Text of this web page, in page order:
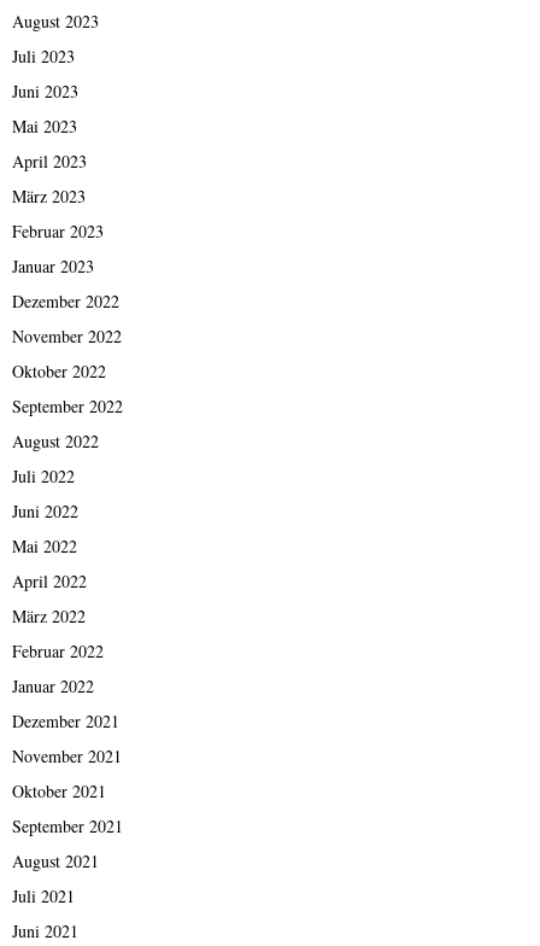
August 2023
Juli 2023
Juni 2023
Mai 2023
April 2023
März 2023
Februar 2023
Januar 2023
Dezember 2022
November 2022
Oktober 2022
September 2022
August 2022
Juli 2022
Juni 2022
Mai 2022
April 2022
März 2022
Februar 2022
Januar 2022
Dezember 2021
November 2021
Oktober 2021
September 2021
August 2021
Juli 2021
Juni 2021